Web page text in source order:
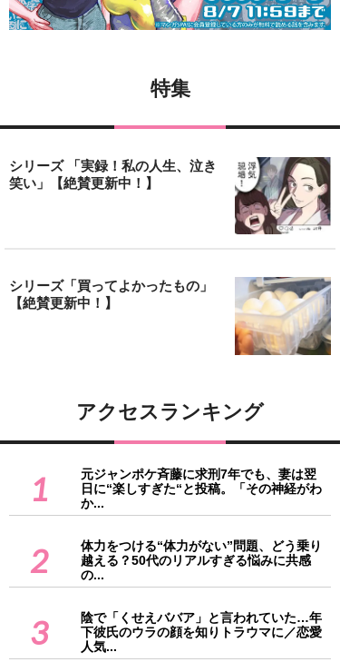
特集
シリーズ 「実録！私の人生、泣き
笑い」【絶賛更新中！】
シリーズ「買ってよかったもの」
【絶賛更新中！】
アクセスランキング
1
元ジャンポケ斉藤に求刑7年でも、妻は翌
日に“楽しすぎた“と投稿。「その神経がわ
か...
2
体力をつける“体力がない”問題、どう乗り
越える？50代のリアルすぎる悩みに共感
の...
3
陰で「くせえババア」と言われていた…年
下彼氏のウラの顔を知りトラウマに／恋愛
人気...